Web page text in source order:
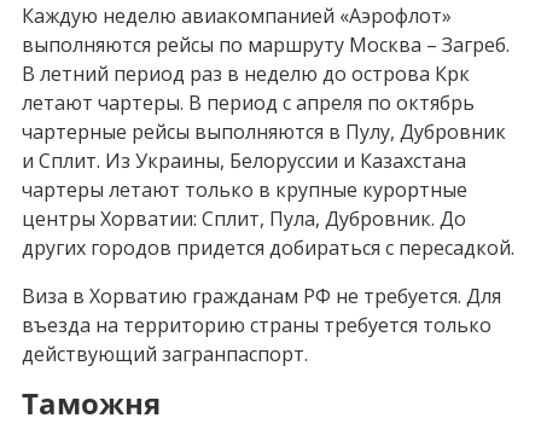
Каждую неделю авиакомпанией «Аэрофлот»
выполняются рейсы по маршруту Москва – Загреб.
В летний период раз в неделю до острова Крк
летают чартеры. В период с апреля по октябрь
чартерные рейсы выполняются в Пулу, Дубровник
и Сплит. Из Украины, Белоруссии и Казахстана
чартеры летают только в крупные курортные
центры Хорватии: Сплит, Пула, Дубровник. До
других городов придется добираться с пересадкой.
Виза в Хорватию гражданам РФ не требуется. Для
въезда на территорию страны требуется только
действующий загранпаспорт.
Таможня